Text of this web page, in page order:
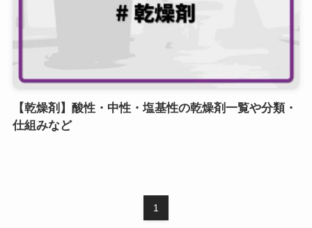
【乾燥剤】酸性・中性・塩基性の乾燥剤一覧や分類・
仕組みなど
1